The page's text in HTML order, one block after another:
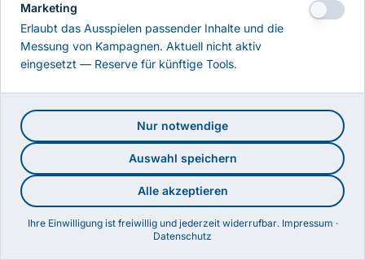
Marketing
Erlaubt das Ausspielen passender Inhalte und die
Messung von Kampagnen. Aktuell nicht aktiv
eingesetzt — Reserve für künftige Tools.
Nur notwendige
Auswahl speichern
Alle akzeptieren
Ihre Einwilligung ist freiwillig und jederzeit widerrufbar. Impressum ·
Datenschutz